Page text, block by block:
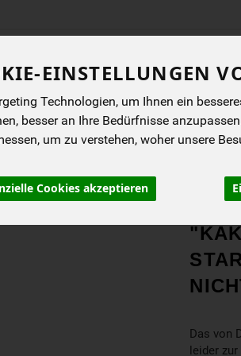
EINSTELLUNGEN
Technologien, um Ihnen ein
besser an Ihre Bedürfnisse
um zu verstehen, woher unsere
Cookies akzeptieren
ANGEBOTE NEUES
Das von
leider